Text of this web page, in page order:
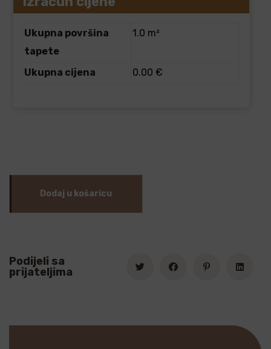
Ukupna površina
tapete
1.0 m²
Ukupna cijena 0.00 €
Dodaj u košaricu
Podijeli sa
prijateljima